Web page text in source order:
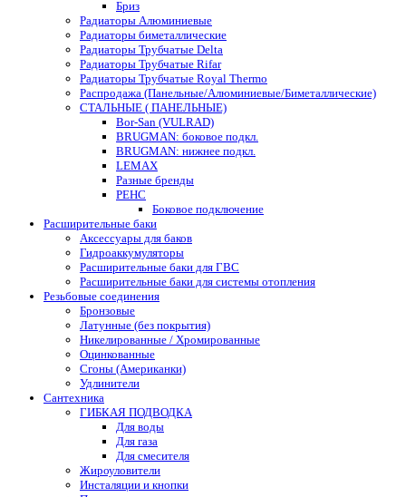
Бриз
Радиаторы Алюминиевые
Радиаторы биметаллические
Радиаторы Трубчатые Delta
Радиаторы Трубчатые Rifar
Радиаторы Трубчатые Royal Thermo
Распродажа (Панельные/Алюминиевые/Биметаллические)
СТАЛЬНЫЕ ( ПАНЕЛЬНЫЕ)
Bor-San (VULRAD)
BRUGMAN: боковое подкл.
BRUGMAN: нижнее подкл.
LEMAX
Разные бренды
РЕНС
Боковое подключение
Расширительные баки
Аксессуары для баков
Гидроаккумуляторы
Расширительные баки для ГВС
Расширительные баки для системы отопления
Резьбовые соединения
Бронзовые
Латунные (без покрытия)
Никелированные / Хромированные
Оцинкованные
Сгоны (Американки)
Удлинители
Сантехника
ГИБКАЯ ПОДВОДКА
Для воды
Для газа
Для смесителя
Жироуловители
Инсталяции и кнопки